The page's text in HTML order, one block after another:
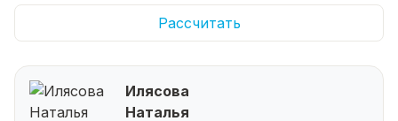
Рассчитать
Илясова
Наталья